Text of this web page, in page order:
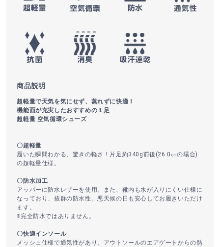
商品説明
超軽量で天気を気にせず、蒸れずに快適！
機能面が充実したおすすめの１足
超軽量 空気循環シューズ
〇超軽量
履いた瞬間わかる、驚きの軽さ！片足約340g前後(26.0㎝の場合)
の超軽量仕様。
〇防水加工
アッパーに防水レザーを使用。また、靴内も水が入りにくい仕様に
なっており、抜群の防水性。悪天候の日も安心してお履きいただけ
ます。
※完全防水ではありません。
〇快適インソール
メッシュ仕様で通気性があり、アウトソールのエアゲートからの熱